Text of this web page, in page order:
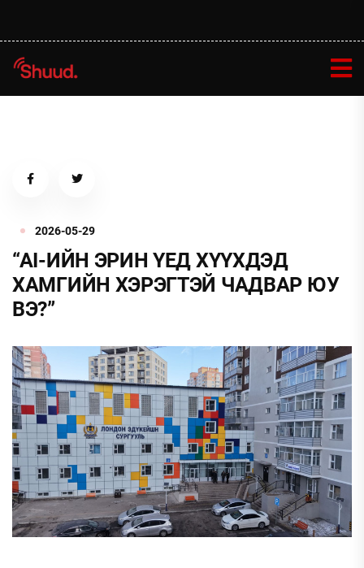
2026-05-29
“AI-ИЙН ЭРИН ҮЕД ХҮҮХДЭД
ХАМГИЙН ХЭРЭГТЭЙ ЧАДВАР ЮУ
ВЭ?”